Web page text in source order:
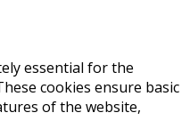
essential for the
cookies ensure basic
of the website,